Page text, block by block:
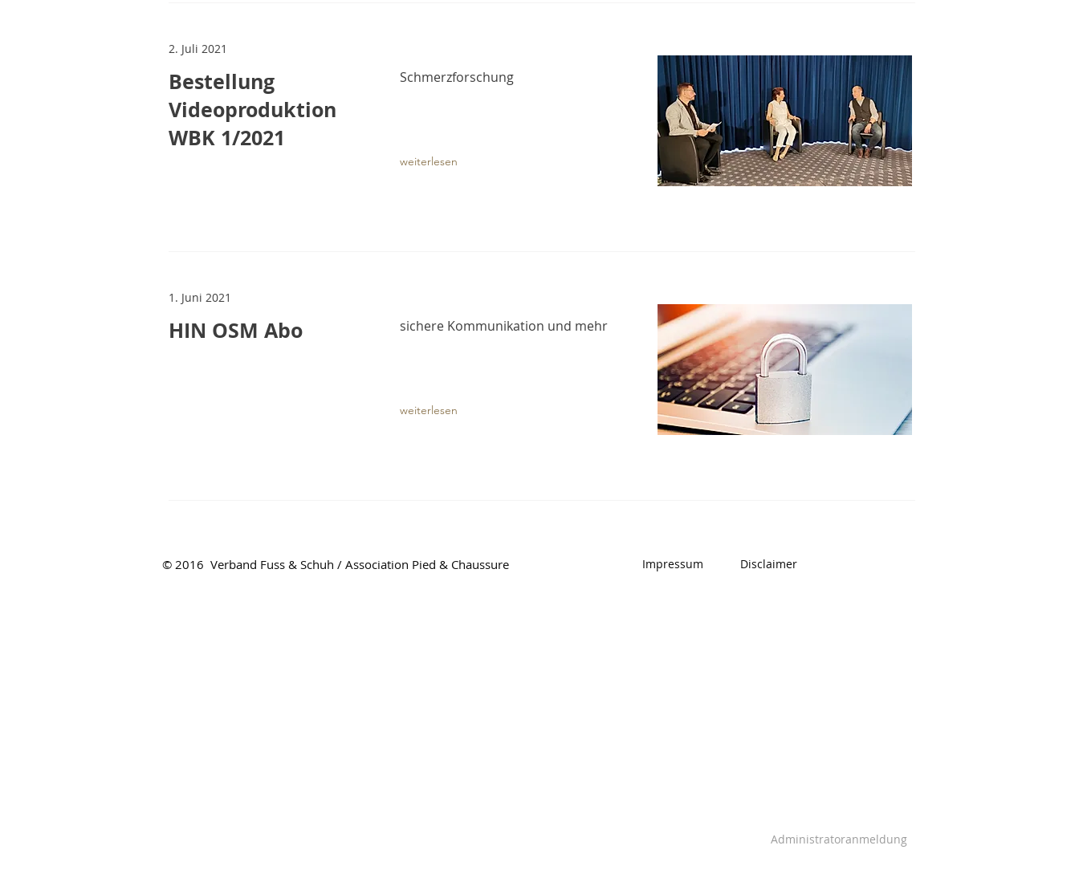
2. Juli 2021
Bestellung
Videoproduktion
WBK 1/2021
Schmerzforschung
weiterlesen
1. Juni 2021
HIN OSM Abo ​​sichere Kommunikation und mehr
weiterlesen
© 2016 Verband Fuss & Schuh / Association Pied & Chaussure Impressum Disclaimer
Administratoranmeldung